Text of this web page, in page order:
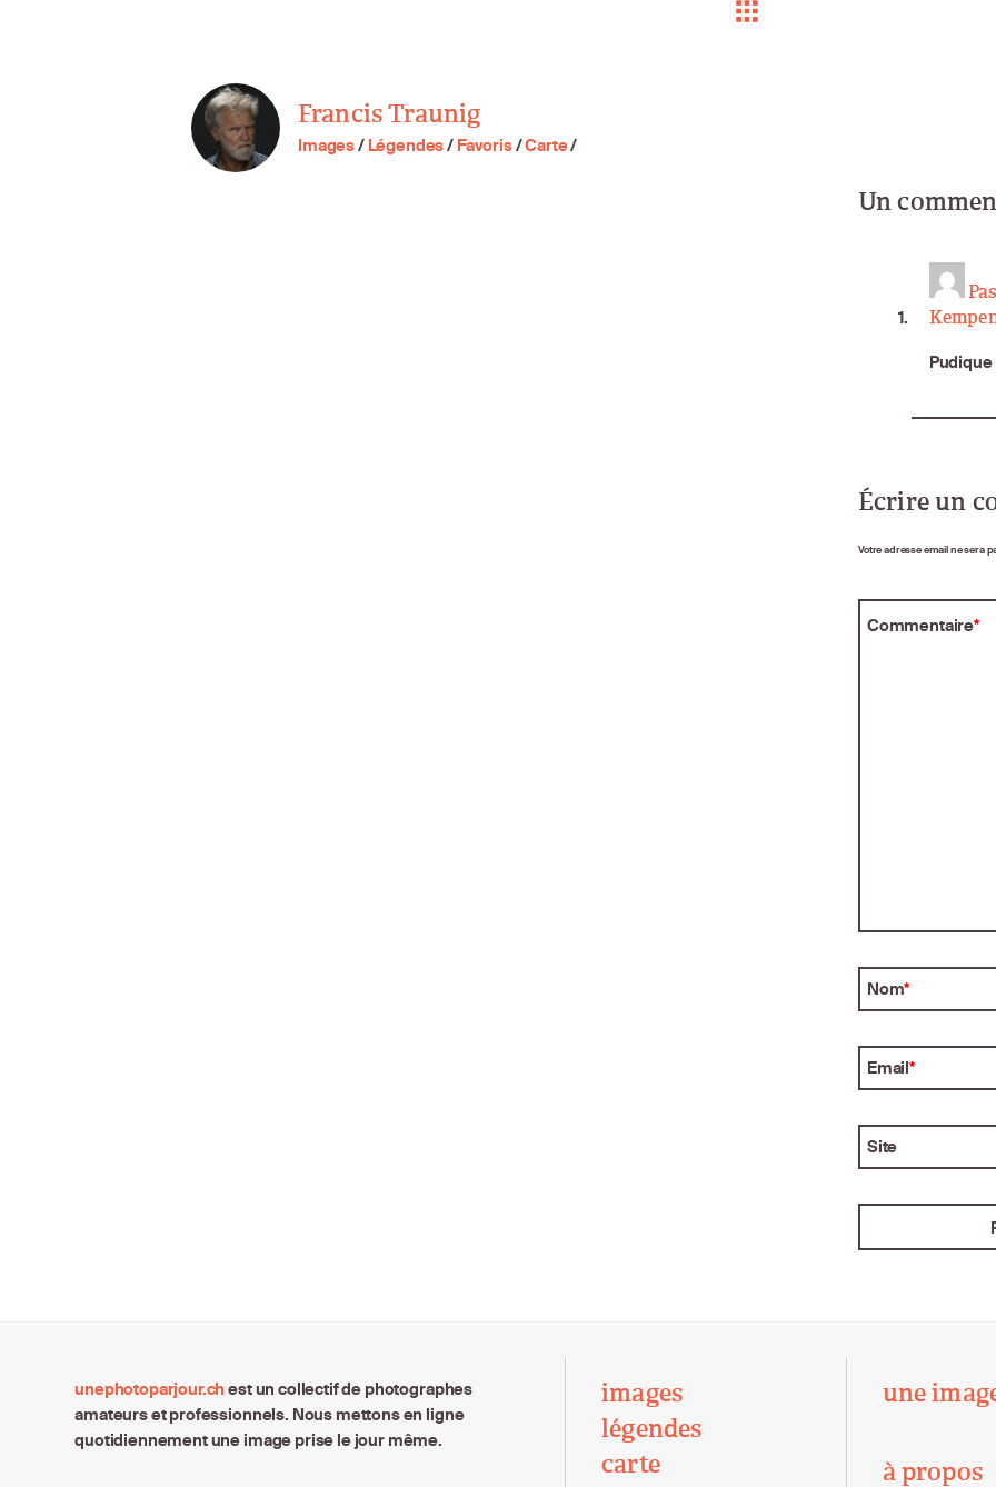
Francis Traunig
Images/ Légendes/ Favoris/Carte/
Un
Écrire un
Votre adresse email ne sera
Commentaire*
Nom*
Email*
Site
unephotoparjour.ch est un collectif de photographes
amateurs et professionnels. Nous mettons en ligne
quotidiennement une image prise le jour même.
images
légendes
carte
une
à propos